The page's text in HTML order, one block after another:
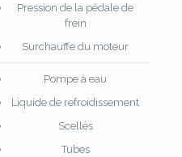
Pression de la pédale de
frein
Surchauffe du moteur
Pompe à eau
Liquide de refroidissement
Scellés
Tubes